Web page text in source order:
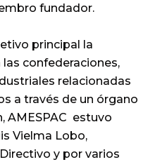
fundador.
principal la
confederaciones,
relacionadas
a través de un órgano
AMESPAC estuvo
Vielma Lobo,
y por varios